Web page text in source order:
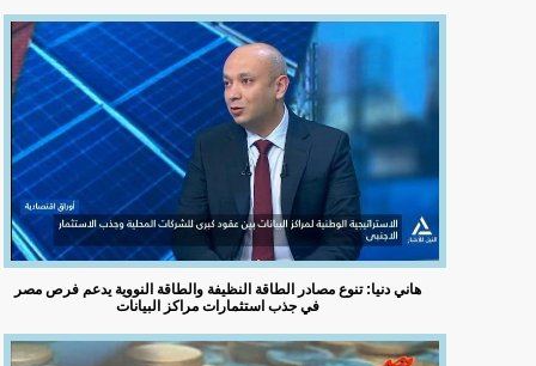
هاني دنيا: تنوع مصادر الطاقة النظيفة والطاقة النووية يدعم فرص مصر
في جذب استثمارات مراكز البيانات